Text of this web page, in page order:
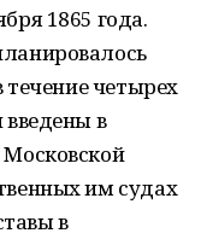
1865 года.
течение четырех
в
Московской
им судах
в